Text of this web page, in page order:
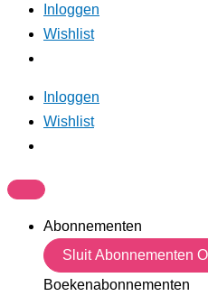
Inloggen
Wishlist
Inloggen
Wishlist
Abonnementen
Sluit Abonnementen
Boekenabonnementen